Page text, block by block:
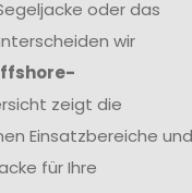
oder das
wir
zeigt die
Einsatzbereiche und
für Ihre